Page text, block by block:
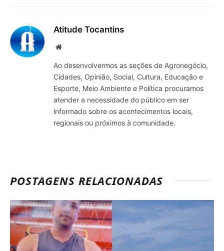
Atitude Tocantins
Site
Ao desenvolvermos as seções de Agronegócio,
Cidades, Opinião, Social, Cultura, Educação e
Esporte, Meio Ambiente e Política procuramos
atender a necessidade do público em ser
informado sobre os acontecimentos locais,
regionais ou próximos à comunidade.
POSTAGENS RELACIONADAS